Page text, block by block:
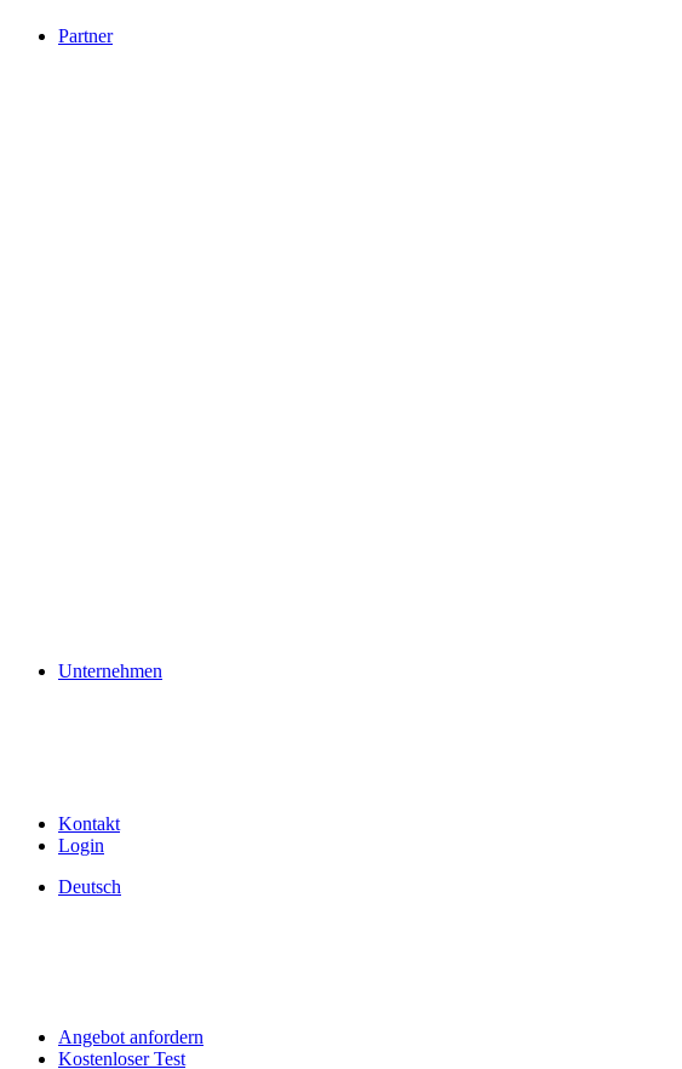
Partner
Unternehmen
Kontakt
Login
Deutsch
Angebot anfordern
Kostenloser Test